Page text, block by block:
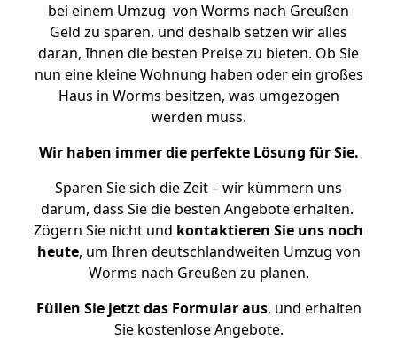
bei einem Umzug von Worms nach Greußen
Geld zu sparen, und deshalb setzen wir alles
daran, Ihnen die besten Preise zu bieten. Ob Sie
nun eine kleine Wohnung haben oder ein großes
Haus in Worms besitzen, was umgezogen
werden muss.
Wir haben immer die perfekte Lösung für Sie.
Sparen Sie sich die Zeit – wir kümmern uns
darum, dass Sie die besten Angebote erhalten.
Zögern Sie nicht und kontaktieren Sie uns noch
heute, um Ihren deutschlandweiten Umzug von
Worms nach Greußen zu planen.
Füllen Sie jetzt das Formular aus, und erhalten
Sie kostenlose Angebote.